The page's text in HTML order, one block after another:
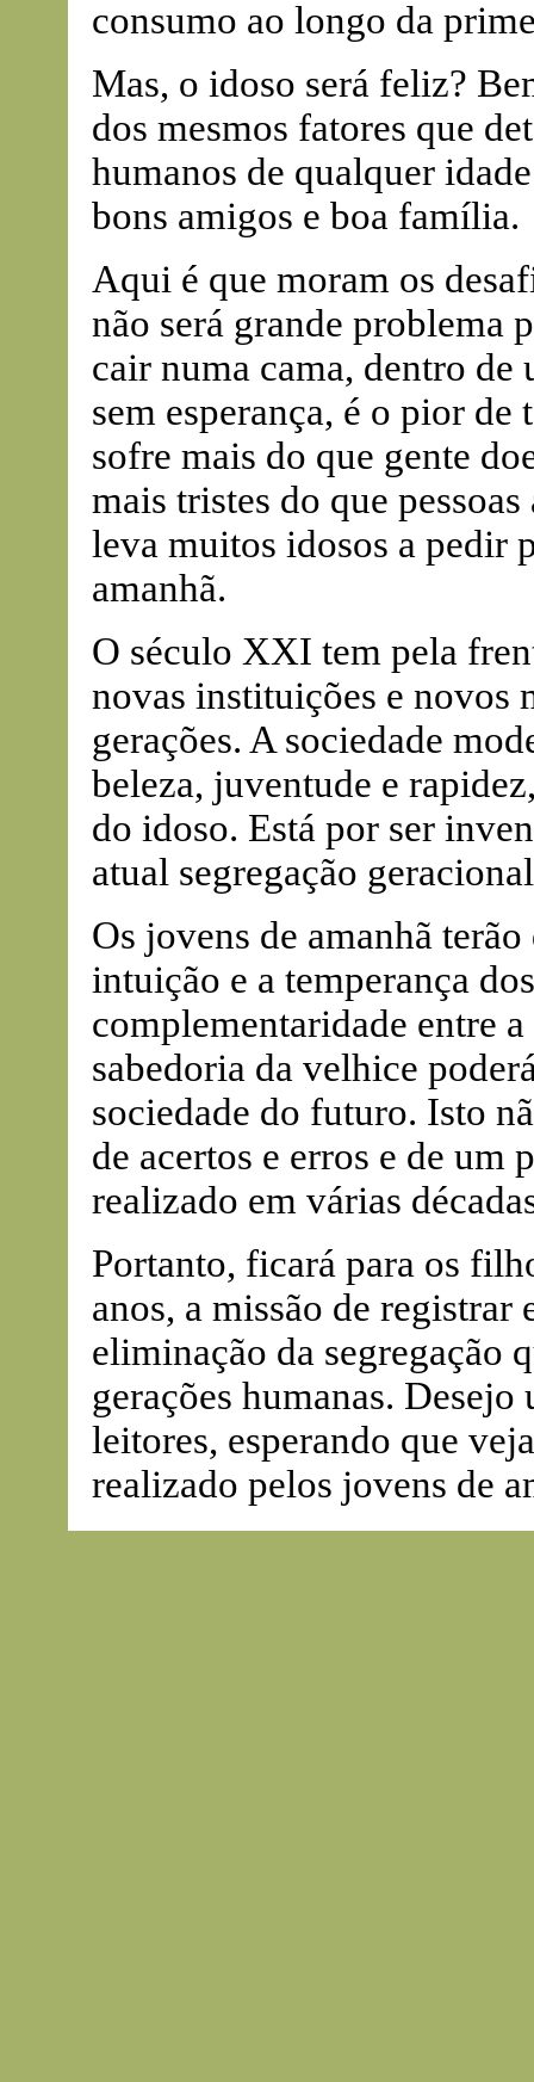
consumo ao longo da
Mas, o idoso será feliz?
dos mesmos fatores que
humanos de qualquer
bons amigos e boa família.
Aqui é que moram os
não será grande problema
cair numa cama, dentro de
sem esperança, é o pior
sofre mais do que gente
mais tristes do que
leva muitos idosos a pedir
amanhã.
O século XXI tem pela
novas instituições e novos
gerações. A sociedade
beleza, juventude e
do idoso. Está por ser
atual segregação
Os jovens de amanhã
intuição e a temperança
complementaridade entre
sabedoria da velhice
sociedade do futuro. Isto
de acertos e erros e de um
realizado em várias
Portanto, ficará para os
anos, a missão de
eliminação da segregação
gerações humanas.
leitores, esperando que
realizado pelos jovens de